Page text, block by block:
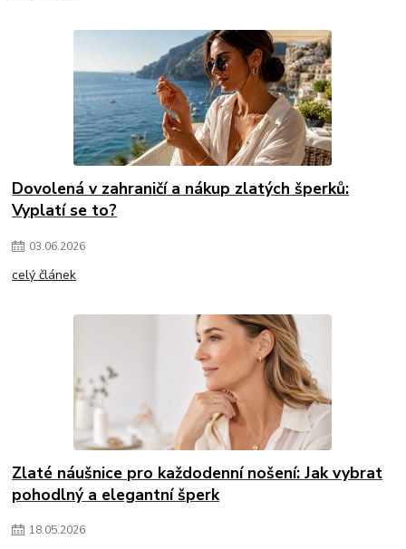
Dovolená v zahraničí a nákup zlatých šperků:
Vyplatí se to?
03.06.2026
celý článek
Zlaté náušnice pro každodenní nošení: Jak vybrat
pohodlný a elegantní šperk
18.05.2026